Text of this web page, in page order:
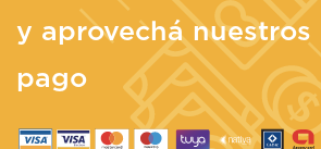
y aprovechá nuestros
pago